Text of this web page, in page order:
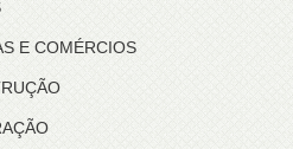
E COMÉRCIOS